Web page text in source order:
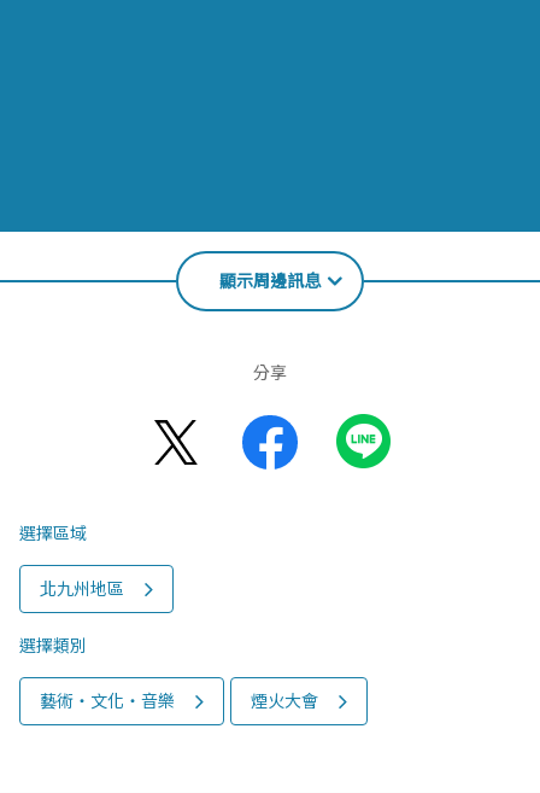
顯示周邊訊息
分享
選擇區域
北九州地區
選擇類別
藝術・文化・音樂 煙火大會